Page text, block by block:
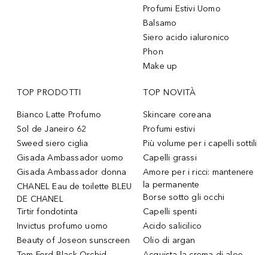
Profumi Estivi Uomo
Balsamo
Siero acido ialuronico
Phon
Make up
TOP PRODOTTI
Bianco Latte Profumo
Sol de Janeiro 62
Sweed siero ciglia
Gisada Ambassador uomo
Gisada Ambassador donna
CHANEL Eau de toilette BLEU
DE CHANEL
Tirtir fondotinta
Invictus profumo uomo
Beauty of Joseon sunscreen
TOP NOVITÀ
Skincare coreana
Profumi estivi
Più volume per i capelli sottili
Capelli grassi
Amore per i ricci: mantenere
la permanente
Borse sotto gli occhi
Capelli spenti
Acido salicilico
Olio di argan